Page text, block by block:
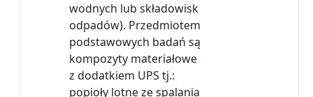
wodnych lub składowisk
odpadów). Przedmiotem
podstawowych badań są
kompozyty materiałowe
z dodatkiem UPS tj.:
popioły lotne ze spalania